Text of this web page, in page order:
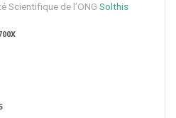
Scientifique de l’ONG Solthis